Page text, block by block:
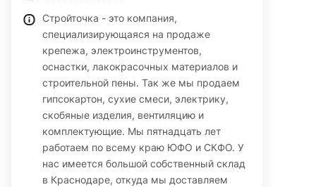
Стройточка - это компания,
специализирующаяся на продаже
крепежа, электроинструментов,
оснастки, лакокрасочных материалов и
строительной пены. Так же мы продаем
гипсокартон, сухие смеси, электрику,
скобяные изделия, вентиляцию и
комплектующие. Мы пятнадцать лет
работаем по всему краю ЮФО и СКФО. У
нас имеется большой собственный склад
в Краснодаре, откуда мы доставляем